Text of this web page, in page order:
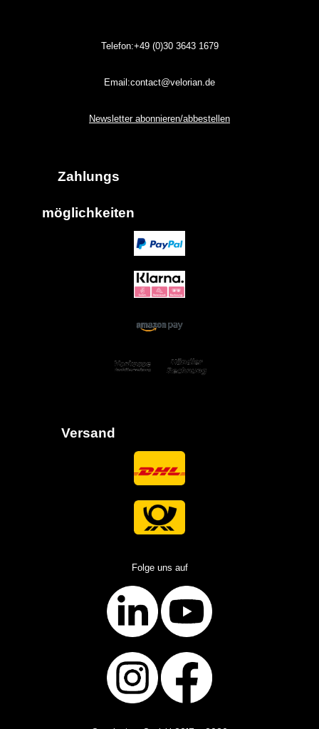
Telefon:+49 (0)3036431679
Email:contact@velorian.de
Newsletter abonnieren/abbestellen
Zahlungs
möglichkeiten
Versand
Folge uns auf